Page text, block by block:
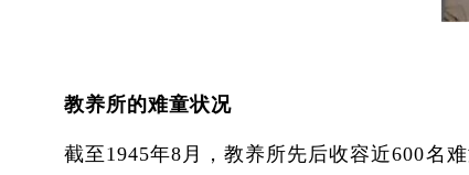
教养所的难童状况
截至1945年8月，教养所先后收容近600名难